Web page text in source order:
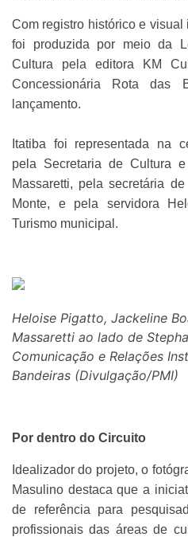
Com registro histórico e
foi produzida por meio da
Cultura pela editora KM
Concessionária Rota das
lançamento.
Itatiba foi representada na
pela Secretaria de Cultura
Massaretti, pela secretária
Monte, e pela servidora
Turismo municipal.
Heloise Pigatto, Jackeline
Massaretti ao lado de
Comunicação e Relações
Bandeiras (Divulgação/PMI)
Por dentro do Circuito
Idealizador do projeto, o
Masulino destaca que a
de referência para
profissionais das áreas de